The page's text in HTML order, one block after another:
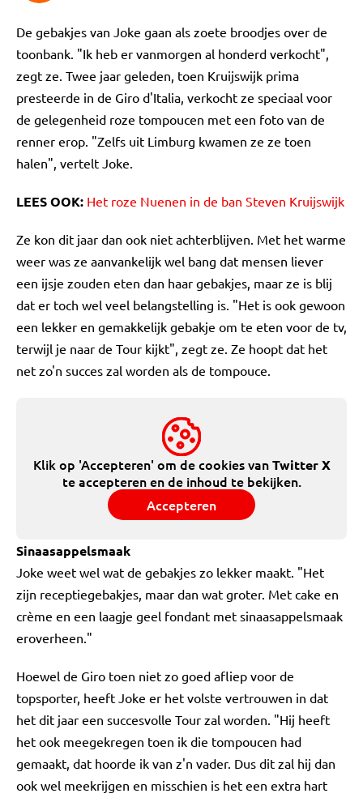
De gebakjes van Joke gaan als zoete broodjes over de
toonbank. "Ik heb er vanmorgen al honderd verkocht",
zegt ze. Twee jaar geleden, toen Kruijswijk prima
presteerde in de Giro d'Italia, verkocht ze speciaal voor
de gelegenheid roze tompoucen met een foto van de
renner erop. "Zelfs uit Limburg kwamen ze ze toen
halen", vertelt Joke.
LEES OOK: Het roze Nuenen in de ban Steven Kruijswijk
Ze kon dit jaar dan ook niet achterblijven. Met het warme
weer was ze aanvankelijk wel bang dat mensen liever
een ijsje zouden eten dan haar gebakjes, maar ze is blij
dat er toch wel veel belangstelling is. "Het is ook gewoon
een lekker en gemakkelijk gebakje om te eten voor de tv,
terwijl je naar de Tour kijkt", zegt ze. Ze hoopt dat het
net zo'n succes zal worden als de tompouce.
Klik op 'Accepteren' om de cookies vanTwitter X
te accepteren en de inhoud te bekijken.
Accepteren
Sinaasappelsmaak
Joke weet wel wat de gebakjes zo lekker maakt. "Het
zijn receptiegebakjes, maar dan wat groter. Met cake en
crème en een laagje geel fondant met sinaasappelsmaak
eroverheen."
Hoewel de Giro toen niet zo goed afliep voor de
topsporter, heeft Joke er het volste vertrouwen in dat
het dit jaar een succesvolle Tour zal worden. "Hij heeft
het ook meegekregen toen ik die tompoucen had
gemaakt, dat hoorde ik van z'n vader. Dus dit zal hij dan
ook wel meekrijgen en misschien is het een extra hart